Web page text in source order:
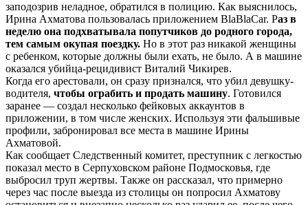
заподозрив неладное, обратился в полицию. Как выяснилось,
Ирина Ахматова пользовалась приложением BlaBlaCar. Раз в
неделю она подхватывала попутчиков до родного города,
тем самым окупая поездку. Но в этот раз никакой женщины
с ребенком, которые должны были ехать, не было. А в машине
оказался убийца-рецидивист Виталий Чикирев.
Когда его арестовали, он сразу признался, что убил девушку-
водителя, чтобы ограбить и продать машину. Готовился
заранее — создал несколько фейковых аккаунтов в
приложении, в том числе женских. Используя эти фальшивые
профили, забронировал все места в машине Ирины
Ахматовой.
Как сообщает Следственный комитет, преступник с легкостью
показал место в Серпуховском районе Подмосковья, где
выбросил труп жертвы. Также он рассказал, что примерно
через час после выезда из столицы он попросил Ахматову